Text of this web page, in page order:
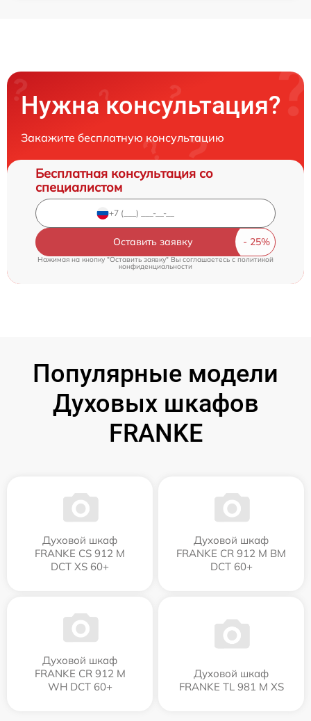
Нужна консультация?
Закажите бесплатную консультацию
Бесплатная консультация со
специалистом
Оставить заявку
Нажимая на кнопку "Оставить заявку" Вы соглашаетесь cполитикой
конфиденциальности
Популярные модели
Духовых шкафов
FRANKE
Духовой шкаф
FRANKE CS 912 M
DCT XS 60+
Духовой шкаф
FRANKE CR 912 M BM
DCT 60+
Духовой шкаф
FRANKE CR 912 M
WH DCT 60+
Духовой шкаф
FRANKE TL 981 M XS